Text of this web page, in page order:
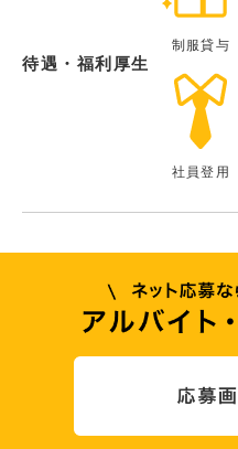
待遇・福利厚生
制服貸与
社員登用